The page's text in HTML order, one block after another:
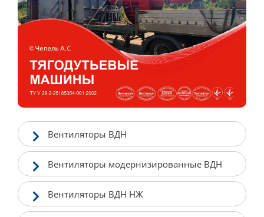
Вентиляторы ВДН
Вентиляторы модернизированные ВДН
Вентиляторы ВДН НЖ